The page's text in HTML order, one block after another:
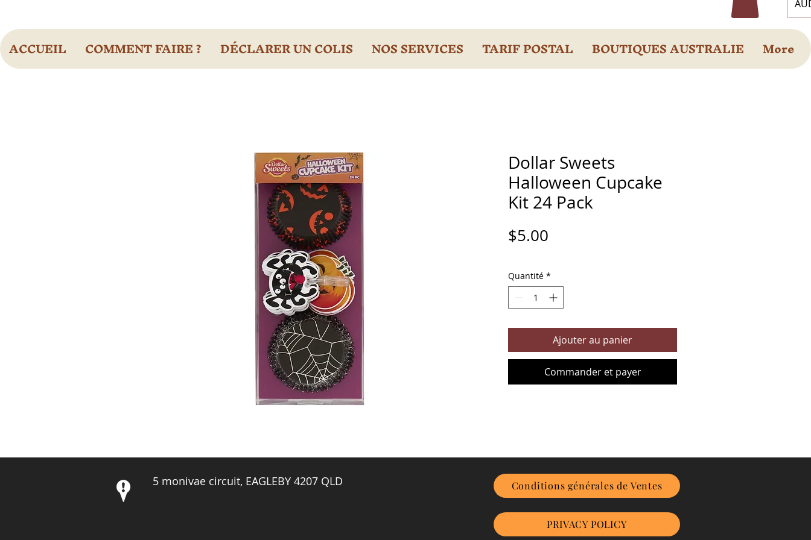
ACCUEIL COMMENT FAIRE ? DÉCLARER UN COLIS NOS SERVICES TARIF POSTAL BOUTIQUES AUSTRALIE More
Dollar Sweets
Halloween Cupcake
Kit 24 Pack
$5.00
Quantité *
Ajouter au panier
Commander et payer
5 monivae circuit, EAGLEBY 4207 QLD Conditions générales de Ventes
PRIVACY POLICY